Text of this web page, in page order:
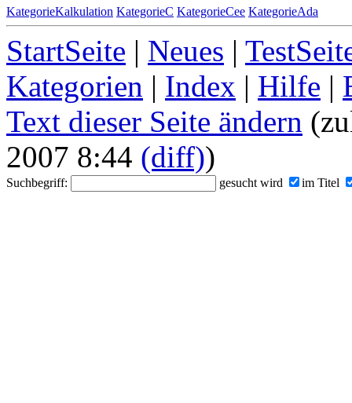
KategorieKalkulation KategorieC KategorieCee KategorieAda
StartSeite | Neues |
Kategorien | Index | Hilfe |
Text dieser Seite ändern
2007 8:44 (diff))
Suchbegriff: gesucht wird im Titel